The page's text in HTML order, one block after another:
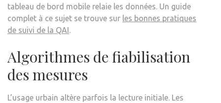
tableau de bord mobile relaie les données. Un guide
complet à ce sujet se trouve sur les bonnes pratiques
de suivi de la QAI .
Algorithmes de fiabilisation
des mesures
L’usage urbain altère parfois la lecture initiale. Les